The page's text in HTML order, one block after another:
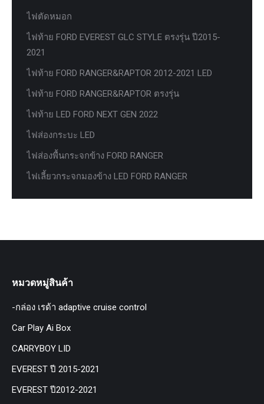
ไฟตัดหมอก
ไฟท้าย FORD EVEREST GLC STYLE ตรงรุ่น ปี2015-
2021
ไฟท้าย FORD RANGER&RAPTOR 2012-2021 LED
ไฟท้าย FORD RANGER&RAPTOR ตรงรุ่น
ไฟท้าย LED FORD NEXT GEN 2022
ไฟส่องกระบะ LED
ไฟส่องพื้นกระจกข้าง FORD RANGER
ไฟเลี้ยวกระจกมองข้าง LED FORD RANGER
หมวดหมู่สินค้า
-กล่อง เรด้า adaptive cruise control
Car Play Ai Box
CARRYBOY LID
EVEREST ปี 2015-2021
EVEREST ปี2012-2021